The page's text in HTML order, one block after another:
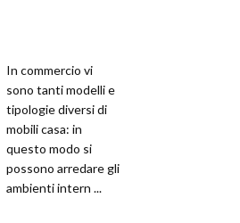
In commercio vi
sono tanti modelli e
tipologie diversi di
mobili casa: in
questo modo si
possono arredare gli
ambienti intern ...